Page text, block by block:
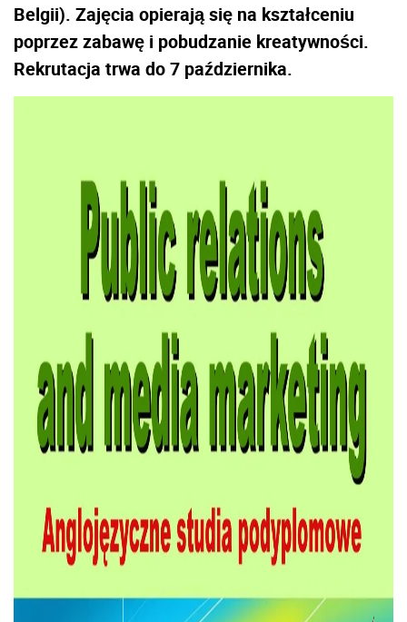
Belgii). Zajęcia opierają się na kształceniu
poprzez zabawę i pobudzanie kreatywności.
Rekrutacja trwa do 7 października.